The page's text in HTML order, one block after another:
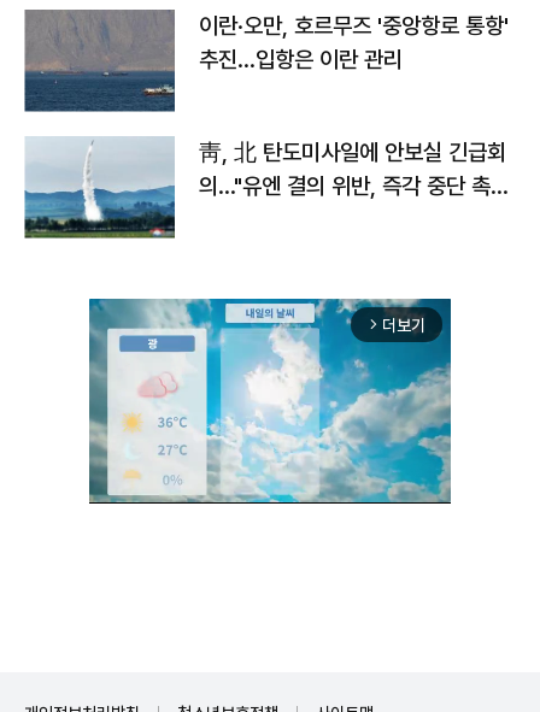
이란·오만, 호르무즈 '중앙항로 통항'
추진…입항은 이란 관리
靑, 北 탄도미사일에 안보실 긴급회
의…"유엔 결의 위반, 즉각 중단 촉
arrow_forward_ios 더보기